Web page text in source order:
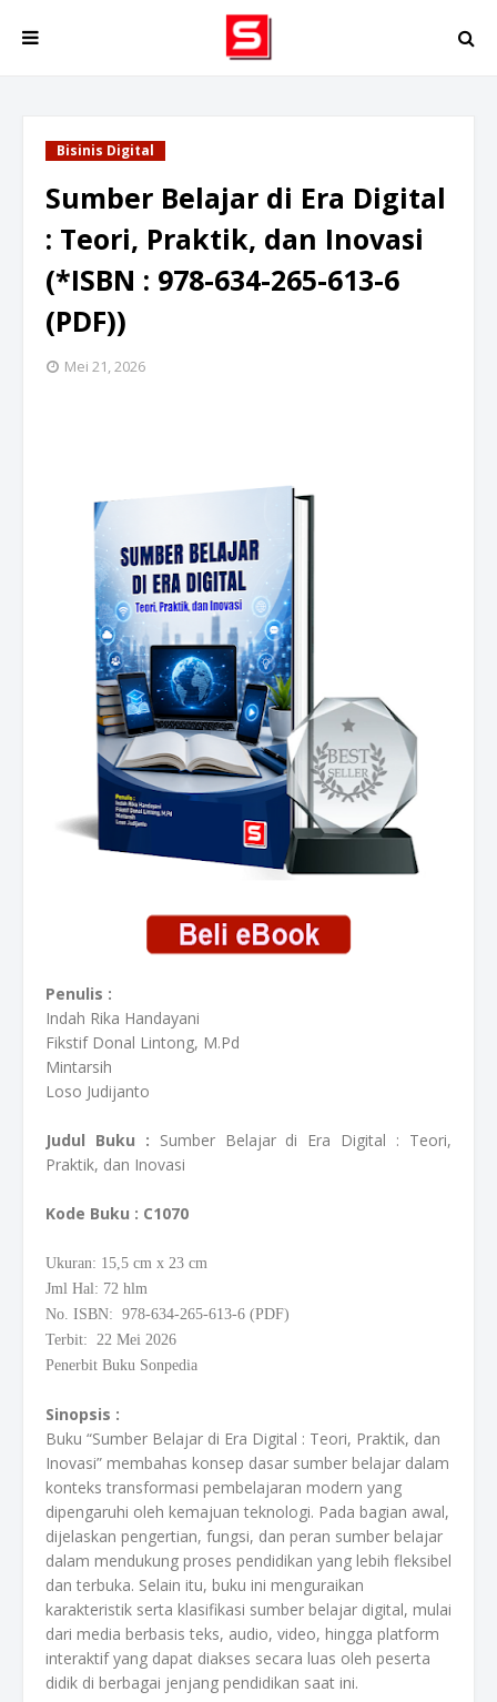
Bisinis Digital
Sumber Belajar di Era Digital
: Teori, Praktik, dan Inovasi
(*ISBN : 978-634-265-613-6
(PDF))
Mei 21, 2026
Penulis :
Indah Rika Handayani
Fikstif Donal Lintong, M.Pd
Mintarsih
Loso Judijanto
Judul Buku : Sumber Belajar di Era Digital : Teori,
Praktik, dan Inovasi
Kode Buku : C1070
Ukuran: 15,5 cm x 23 cm
Jml Hal: 72 hlm
No. ISBN: 978-634-265-613-6 (PDF)
Terbit: 22 Mei 2026
Penerbit Buku Sonpedia
Sinopsis :
Buku “Sumber Belajar di Era Digital : Teori, Praktik, dan
Inovasi” membahas konsep dasar sumber belajar dalam
konteks transformasi pembelajaran modern yang
dipengaruhi oleh kemajuan teknologi. Pada bagian awal,
dijelaskan pengertian, fungsi, dan peran sumber belajar
dalam mendukung proses pendidikan yang lebih fleksibel
dan terbuka. Selain itu, buku ini menguraikan
karakteristik serta klasifikasi sumber belajar digital, mulai
dari media berbasis teks, audio, video, hingga platform
interaktif yang dapat diakses secara luas oleh peserta
didik di berbagai jenjang pendidikan saat ini.